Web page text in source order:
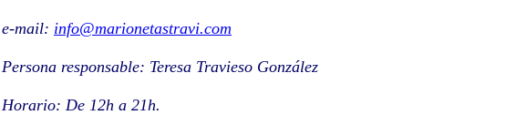
e-mail: info@marionetastravi.com
Persona responsable: Teresa Travieso González
Horario: De 12h a 21h.